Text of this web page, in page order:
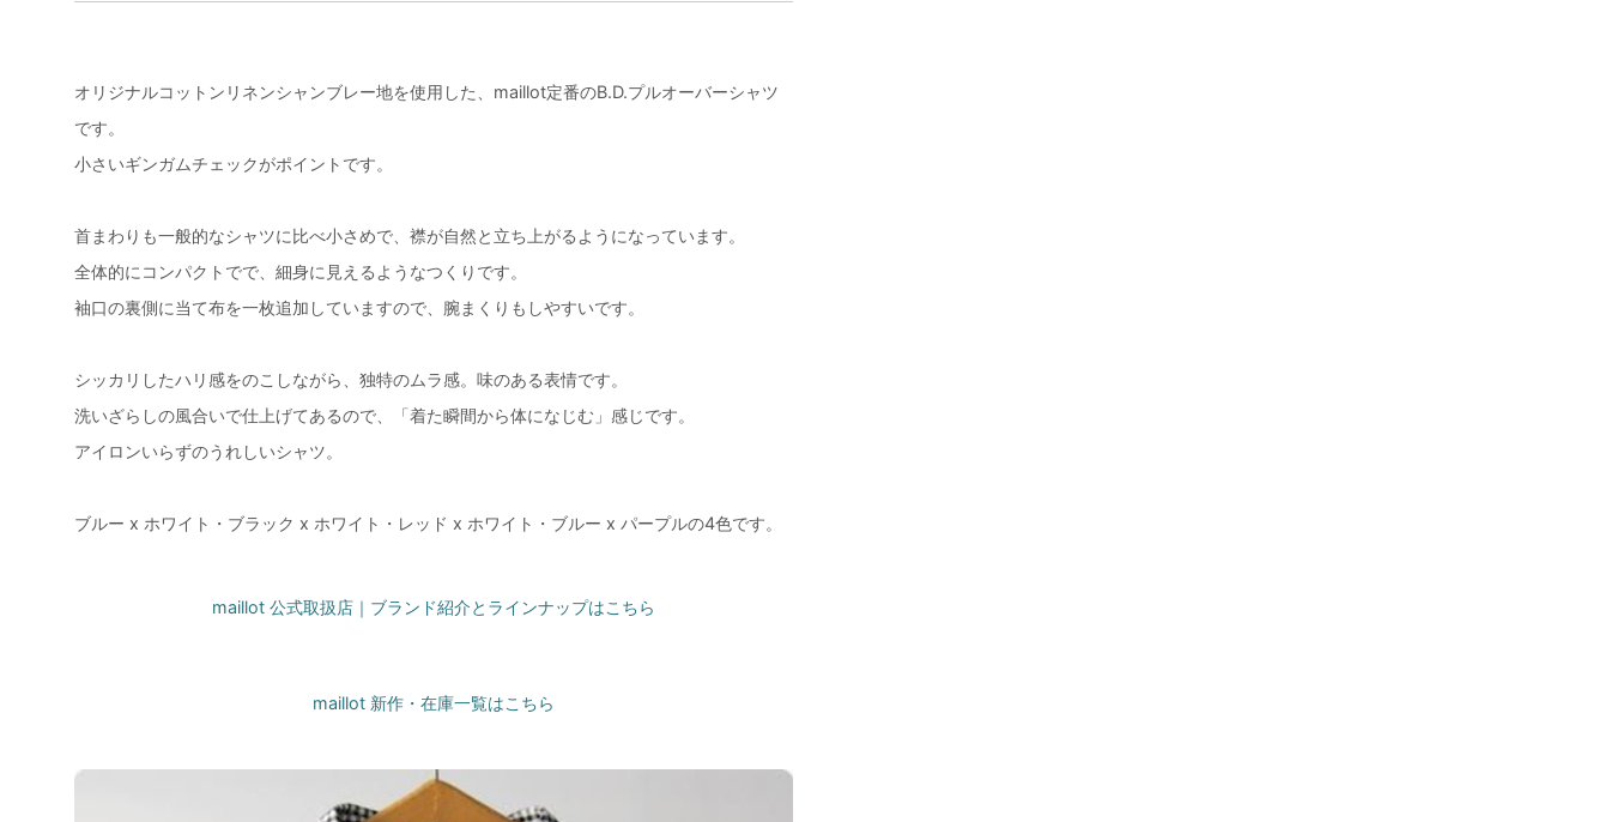
オリジナルコットンリネンシャンブレー地を使用した、maillot定番のB.D.プルオーバーシャツ
です。
小さいギンガムチェックがポイントです。
首まわりも一般的なシャツに比べ小さめで、襟が自然と立ち上がるようになっています。
全体的にコンパクトでで、細身に見えるようなつくりです。
袖口の裏側に当て布を一枚追加していますので、腕まくりもしやすいです。
シッカリしたハリ感をのこしながら、独特のムラ感。味のある表情です。
洗いざらしの風合いで仕上げてあるので、「着た瞬間から体になじむ」感じです。
アイロンいらずのうれしいシャツ。
ブルー x ホワイト・ブラック x ホワイト・レッド x ホワイト・ブルー x パープルの4色です。
maillot 公式取扱店｜ブランド紹介とラインナップはこちら
maillot 新作・在庫一覧はこちら